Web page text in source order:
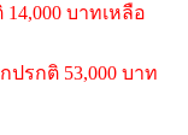
บาทเหลือ
ปรกติ 53,000 บาท